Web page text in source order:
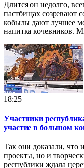
Длится он недолго,
пастбищах созревают
кобылы дают лучшее
напитка кочевников.
18:25
Участники
участие в большом
Так они доказали, что
проекты, но и
республики ждала